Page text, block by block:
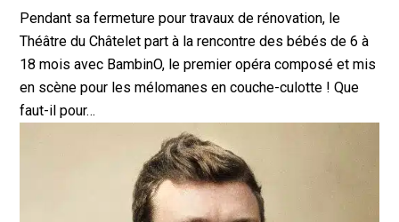
Pendant sa fermeture pour travaux de rénovation, le
Théâtre du Châtelet part à la rencontre des bébés de 6 à
18 mois avec BambinO, le premier opéra composé et mis
en scène pour les mélomanes en couche-culotte ! Que
faut-il pour…